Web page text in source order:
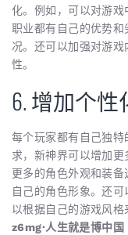
化。例如，可以对游
职业都有自己的优势
况。还可以加强对游
性。
6. 增加个
每个玩家都有自己独
求，新神界可以增加
更多的角色外观和装
自己的角色形象。还
以根据自己的游戏风格
z6mg·人生就是博中国